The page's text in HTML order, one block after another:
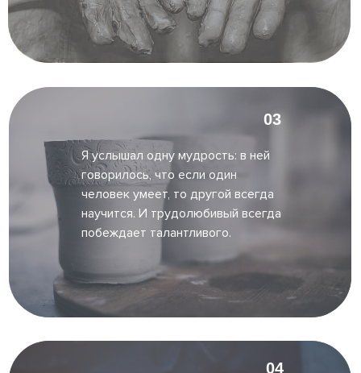
Я услышал одну мудрость: в ней
говорилось, что если один
человек умеет, то другой всегда
научится. И трудолюбивый всегда
побеждает талантливого.
03
04